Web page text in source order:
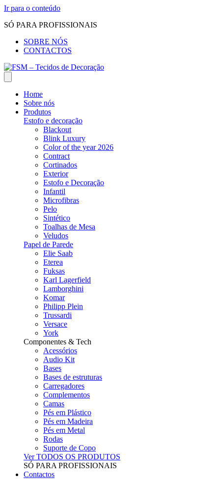
Ir para o conteúdo
SÓ PARA PROFISSIONAIS
SOBRE NÓS
CONTACTOS
Home
Sobre nós
Produtos
Estofo e decoração
Blackout
Blink Luxury
Color of the year 2026
Contract
Cortinados
Exterior
Estofo e Decoração
Infantil
Microfibras
Pelo
Sintético
Toalhas de Mesa
Veludos
Papel de Parede
Elie Saab
Eterea
Fuksas
Karl Lagerfield
Lamborghini
Komar
Philipp Plein
Trussardi
Versace
York
Componentes & Tech
Acessórios
Audio Kit
Bases
Bases de estruturas
Carregadores
Complementos
Camas
Pés em Plástico
Pés em Madeira
Pés em Metal
Rodas
Suporte de Copo
Ver TODOS OS PRODUTOS
SÓ PARA PROFISSIONAIS
Contactos